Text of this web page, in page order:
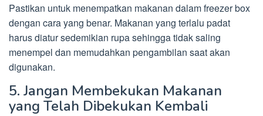
Pastikan untuk menempatkan makanan dalam freezer box
dengan cara yang benar. Makanan yang terlalu padat
harus diatur sedemikian rupa sehingga tidak saling
menempel dan memudahkan pengambilan saat akan
digunakan.
5. Jangan Membekukan Makanan
yang Telah Dibekukan Kembali